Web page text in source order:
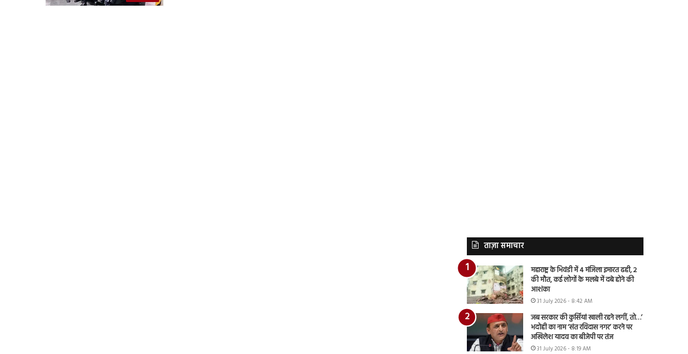
ताज़ा समाचार
महाराष्ट्र के भिवंडी में 4 मंजिला इमारत ढही, 2
की मौत, कई लोगों के मलबे में दबे होने की
आशंका
31 July 2026 - 8:42 AM
जब सरकार की कुर्सियां खाली रहने लगीं, तो…’
भदोही का नाम ‘संत रविदास नगर’ करने पर
अखिलेश यादव का बीजेपी पर तंज
31 July 2026 - 8:19 AM